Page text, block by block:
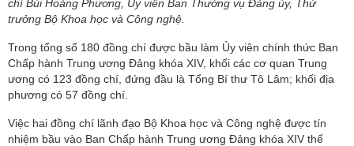
chí Bùi Hoàng Phương, Ủy viên Ban Thường vụ Đảng ủy, Thứ
trưởng Bộ Khoa học và Công nghệ.
Trong tổng số 180 đồng chí được bầu làm Ủy viên chính thức Ban
Chấp hành Trung ương Đảng khóa XIV, khối các cơ quan Trung
ương có 123 đồng chí, đứng đầu là Tổng Bí thư Tô Lâm; khối địa
phương có 57 đồng chí.
Việc hai đồng chí lãnh đạo Bộ Khoa học và Công nghệ được tín
nhiệm bầu vào Ban Chấp hành Trung ương Đảng khóa XIV thể